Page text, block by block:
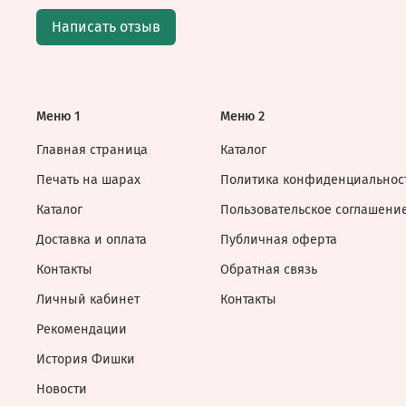
Написать отзыв
Меню 1
Главная страница
Печать на шарах
Каталог
Доставка и оплата
Контакты
Личный кабинет
Рекомендации
История Фишки
Новости
Меню 2
Каталог
Политика
Пользовательское
Публичная оферта
Обратная связь
Контакты